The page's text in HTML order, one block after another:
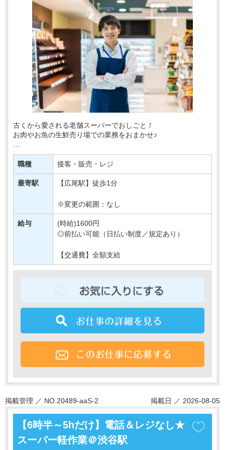
古くから愛される老舗スーパーでおしごと！
お肉やお魚の生鮮売り場での業務をおまかせ♪
・‥…━━━━━━☆
あなたには、
対面での販売や品出しなどの業務をご担当いただきます＊
職種 接客・販売・レジ
最寄駅 【広尾駅】徒歩1分
※変更の範囲：なし
給与
(時給)1600円
◎前払い可能（日払い制度／規定あり）
【交通費】全額支給
掲載管理 ／ NO.20489-aaS-2 掲載日 ／ 2026-08-05
【6時半～5hだけ】電話＆レジなし★
スーパー軽作業＠渋谷駅